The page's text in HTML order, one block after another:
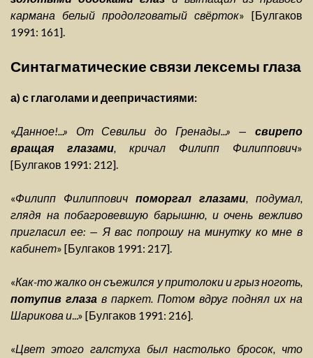
кармана белый продолговатый свёрток» [Булгаков
1991: 161].
Синтагматические связи лексемы глаза
а) с глаголами и деепричастиями:
«Данное!...» От Севильи до Гренады...» — свирепо
вращая глазами, кричал Филипп Филиппович»
[Булгаков 1991: 212].
«Филипп Филиппович поморгал глазами, подумал,
глядя на побагровевшую барышню, и очень вежливо
пригласил ее: — Я вас попрошу на минутку ко мне в
кабинет» [Булгаков 1991: 217].
«Как-то жалко он съежился у притолоки и грыз ноготь,
потупив глаза в паркет. Потом вдруг поднял их на
Шарикова и...» [Булгаков 1991: 216].
«Цвет этого галстуха был настолько бросок, что